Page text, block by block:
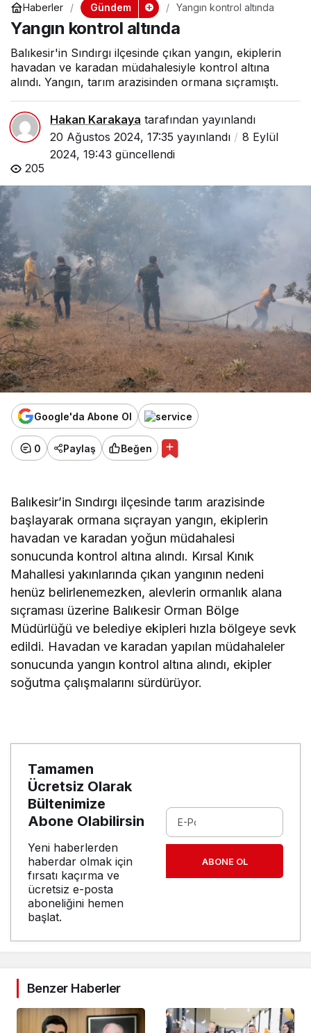
Haberler Gündem Yangın kontrol altında
Yangın kontrol altında
Balıkesir'in Sındırgı ilçesinde çıkan yangın, ekiplerin
havadan ve karadan müdahalesiyle kontrol altına
alındı. Yangın, tarım arazisinden ormana sıçramıştı.
Hakan Karakaya tarafından yayınlandı
20 Ağustos 2024, 17:35 yayınlandı
8 Eylül
2024, 19:43 güncellendi
205
Google'da Abone Ol
0 Paylaş Beğen
Balıkesir’in Sındırgı ilçesinde tarım arazisinde
başlayarak ormana sıçrayan yangın, ekiplerin
havadan ve karadan yoğun müdahalesi
sonucunda kontrol altına alındı. Kırsal Kınık
Mahallesi yakınlarında çıkan yangının nedeni
henüz belirlenemezken, alevlerin ormanlık alana
sıçraması üzerine Balıkesir Orman Bölge
Müdürlüğü ve belediye ekipleri hızla bölgeye sevk
edildi. Havadan ve karadan yapılan müdahaleler
sonucunda yangın kontrol altına alındı, ekipler
soğutma çalışmalarını sürdürüyor.
Tamamen
Ücretsiz Olarak
Bültenimize
Abone Olabilirsin
Yeni haberlerden
haberdar olmak için
fırsatı kaçırma ve
ücretsiz e-posta
aboneliğini hemen
başlat.
ABONE OL
Benzer Haberler